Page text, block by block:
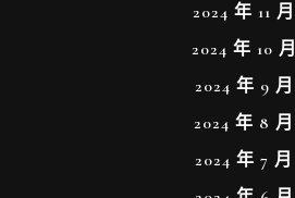
2024 年 11 月
2024 年 10 月
2024 年 9 月
2024 年 8 月
2024 年 7 月